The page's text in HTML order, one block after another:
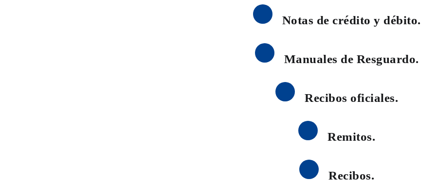
Notas de crédito y débito.
Manuales de Resguardo.
Recibos oficiales.
Remitos.
Recibos.